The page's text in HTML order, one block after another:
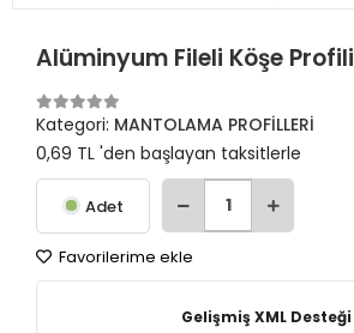
Alüminyum Fileli Köşe Profili
Kategori: MANTOLAMA PROFİLLERİ
0,69 TL 'den başlayan taksitlerle
Adet
Favorilerime ekle
Gelişmiş XML Desteği